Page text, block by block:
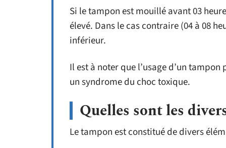
Si le tampon est mouillé avant 03
élevé. Dans le cas contraire (04 à 08
inférieur.
Il est à noter que l’usage d’un
un syndrome du choc toxique.
Quelles sont les
Le tampon est constitué de divers